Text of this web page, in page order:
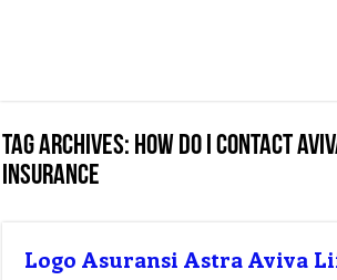
Tag Archives: how do i contact
insurance
Logo Asuransi Astra Aviva